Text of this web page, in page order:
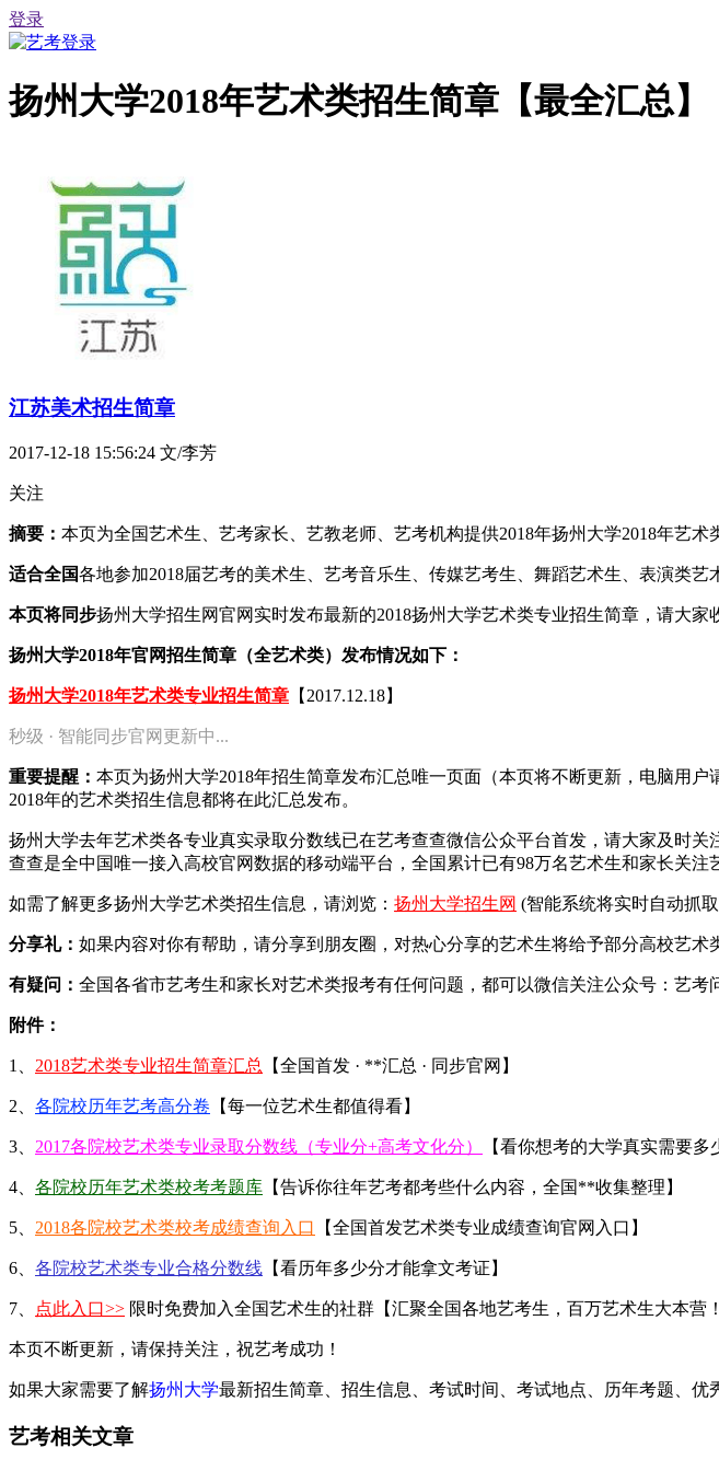
登录
扬州大学2018年艺术类招生简章【最全汇总】
江苏美术招生简章
2017-12-18 15:56:24 文/李芳
关注
摘要： 本页为全国艺术生、艺考家长、艺教老师、艺考机构提供2018年扬州大学2018年艺
适合全国各地参加2018届艺考的美术生、艺考音乐生、传媒艺考生、舞蹈艺术生、表演类艺
本页将同步扬州大学招生网官网实时发布最新的2018扬州大学艺术类专业招生简章，请大家
扬州大学2018年官网招生简章（全艺术类）发布情况如下：
扬州大学2018年艺术类专业招生简章 【2017.12.18】
秒级 · 智能同步官网更新中...
重要提醒： 本页为扬州大学2018年招生简章发布汇总唯一页面（本页将不断更新，电脑用
2018年的艺术类招生信息都将在此汇总发布。
扬州大学去年艺术类各专业真实录取分数线已在艺考查查微信公众平台首发， 请大家及时关
查查是全中国唯一接入高校官网数据的移动端平台，全国累计已有98万名艺术生和家长关注
如需了解更多扬州大学艺术类招生信息，请浏览： 扬州大学招生网 (智能系统将实时自动抓
分享礼： 如果内容对你有帮助，请分享到朋友圈，对热心分享的艺术生将给予部分高校艺
有疑问： 全国各省市艺考生和家长对艺术类报考有任何问题，都可以微信关注公众号：艺考
附件：
1、 2018艺术类专业招生简章汇总 【全国首发 · **汇总 · 同步官网】
2、 各院校历年艺考高分卷 【每一位艺术生都值得看】
3、 2017各院校艺术类专业录取分数线（专业分+高考文化分） 【看你想考的大学真实需要多
4、 各院校历年艺术类校考考题库 【告诉你往年艺考都考些什么内容，全国**收集整理】
5、 2018各院校艺术类校考成绩查询入口 【全国首发艺术类专业成绩查询官网入口】
6、 各院校艺术类专业合格分数线 【看历年多少分才能拿文考证】
7、 点此入口>> 限时免费加入全国艺术生的社群【汇聚全国各地艺考生，百万艺术生大本营！
本页不断更新，请保持关注，祝艺考成功！
如果大家需要了解扬州大学最新招生简章、招生信息、考试时间、考试地点、历年考题、优
艺考相关文章